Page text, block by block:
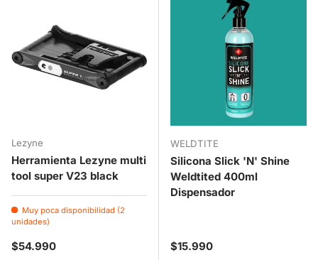
Lezyne
Herramienta Lezyne multi
tool super V23 black
Muy poca disponibilidad (2
unidades)
Precio normal
$54.990
WELDTITE
Silicona Slick 'N' Shine
Weldtited 400ml
Dispensador
Precio normal
$15.990